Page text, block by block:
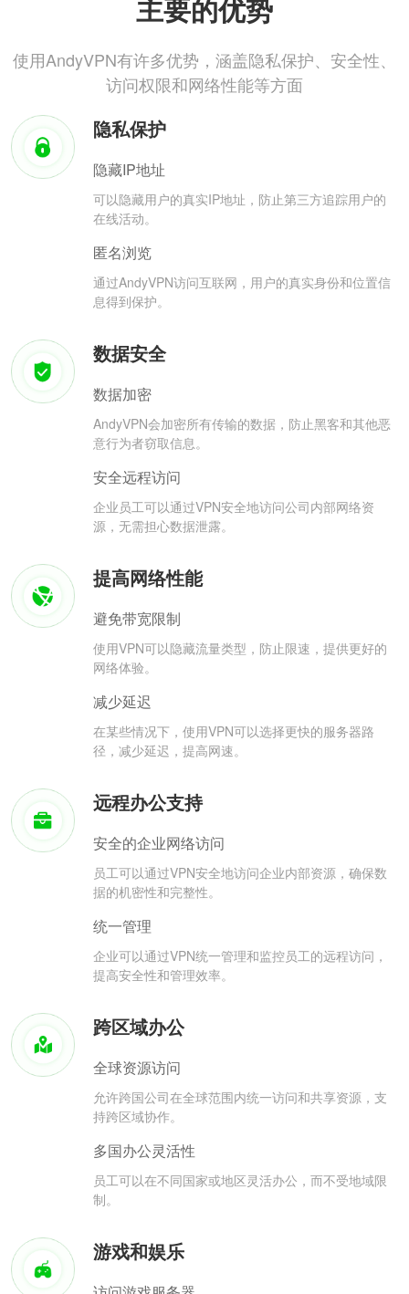
主要的优势
使用AndyVPN有许多优势，涵盖隐私保护、安全性、
访问权限和网络性能等方面
隐私保护
隐藏IP地址
可以隐藏用户的真实IP地址，防止第三方追踪用户的
在线活动。
匿名浏览
通过AndyVPN访问互联网，用户的真实身份和位置信
息得到保护。
数据安全
数据加密
AndyVPN会加密所有传输的数据，防止黑客和其他恶
意行为者窃取信息。
安全远程访问
企业员工可以通过VPN安全地访问公司内部网络资
源，无需担心数据泄露。
提高网络性能
避免带宽限制
使用VPN可以隐藏流量类型，防止限速，提供更好的
网络体验。
减少延迟
在某些情况下，使用VPN可以选择更快的服务器路
径，减少延迟，提高网速。
远程办公支持
安全的企业网络访问
员工可以通过VPN安全地访问企业内部资源，确保数
据的机密性和完整性。
统一管理
企业可以通过VPN统一管理和监控员工的远程访问，
提高安全性和管理效率。
跨区域办公
全球资源访问
允许跨国公司在全球范围内统一访问和共享资源，支
持跨区域协作。
多国办公灵活性
员工可以在不同国家或地区灵活办公，而不受地域限
制。
游戏和娱乐